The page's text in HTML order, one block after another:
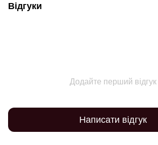
Відгуки
Додайте перший відгук
Написати відгук